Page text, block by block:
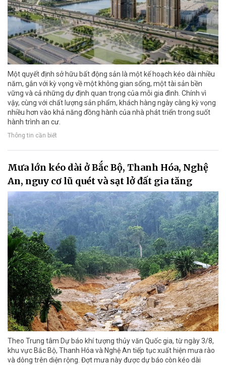
Một quyết định sở hữu bất động sản là một kế hoạch kéo dài nhiều
năm, gắn với kỳ vọng về một không gian sống, một tài sản bền
vững và cả những dự định quan trọng của mỗi gia đình. Chính vì
vậy, cùng với chất lượng sản phẩm, khách hàng ngày càng kỳ vọng
nhiều hơn vào khả năng đồng hành của nhà phát triển trong suốt
hành trình an cư.
Thông tin cần biết
Mưa lớn kéo dài ở Bắc Bộ, Thanh Hóa, Nghệ
An, nguy cơ lũ quét và sạt lở đất gia tăng
Theo Trung tâm Dự báo khí tượng thủy văn Quốc gia, từ ngày 3/8,
khu vực Bắc Bộ, Thanh Hóa và Nghệ An tiếp tục xuất hiện mưa rào
và dông trên diện rộng. Đợt mưa này được dự báo còn kéo dài